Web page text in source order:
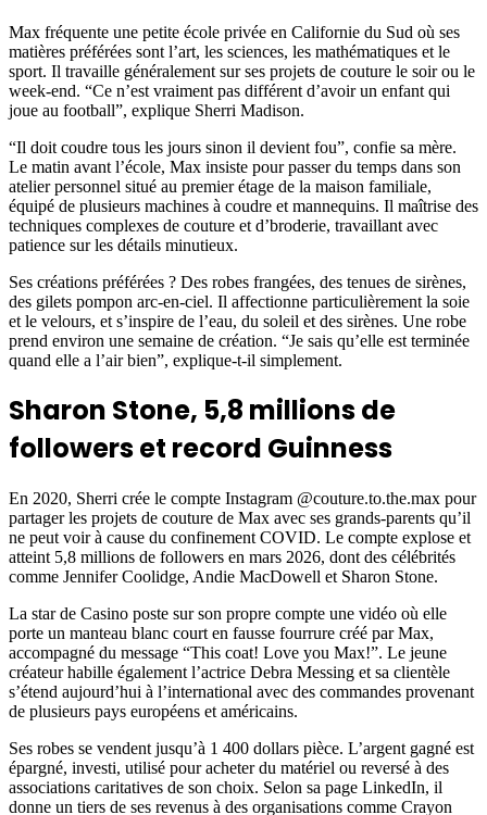
Max fréquente une petite école privée en Californie du Sud où ses
matières préférées sont l’art, les sciences, les mathématiques et le
sport. Il travaille généralement sur ses projets de couture le soir ou le
week-end. “Ce n’est vraiment pas différent d’avoir un enfant qui
joue au football”, explique Sherri Madison.
“Il doit coudre tous les jours sinon il devient fou”, confie sa mère.
Le matin avant l’école, Max insiste pour passer du temps dans son
atelier personnel situé au premier étage de la maison familiale,
équipé de plusieurs machines à coudre et mannequins. Il maîtrise des
techniques complexes de couture et d’broderie, travaillant avec
patience sur les détails minutieux.
Ses créations préférées ? Des robes frangées, des tenues de sirènes,
des gilets pompon arc-en-ciel. Il affectionne particulièrement la soie
et le velours, et s’inspire de l’eau, du soleil et des sirènes. Une robe
prend environ une semaine de création. “Je sais qu’elle est terminée
quand elle a l’air bien”, explique-t-il simplement.
Sharon Stone, 5,8 millions de
followers et record Guinness
En 2020, Sherri crée le compte Instagram @couture.to.the.max pour
partager les projets de couture de Max avec ses grands-parents qu’il
ne peut voir à cause du confinement COVID. Le compte explose et
atteint 5,8 millions de followers en mars 2026, dont des célébrités
comme Jennifer Coolidge, Andie MacDowell et Sharon Stone.
La star de Casino poste sur son propre compte une vidéo où elle
porte un manteau blanc court en fausse fourrure créé par Max,
accompagné du message “This coat! Love you Max!”. Le jeune
créateur habille également l’actrice Debra Messing et sa clientèle
s’étend aujourd’hui à l’international avec des commandes provenant
de plusieurs pays européens et américains.
Ses robes se vendent jusqu’à 1 400 dollars pièce. L’argent gagné est
épargné, investi, utilisé pour acheter du matériel ou reversé à des
associations caritatives de son choix. Selon sa page LinkedIn, il
donne un tiers de ses revenus à des organisations comme Crayon